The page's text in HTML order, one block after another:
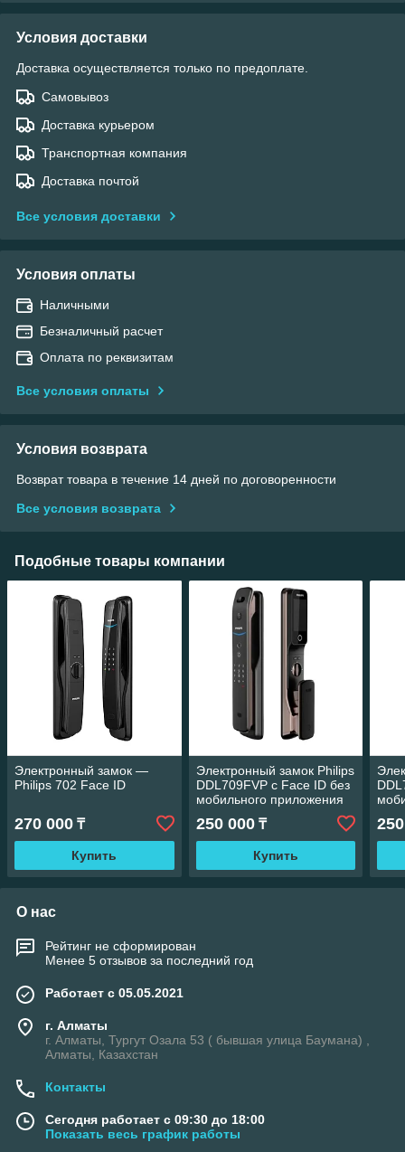
Условия доставки
Доставка осуществляется только по предоплате.
Самовывоз
Доставка курьером
Транспортная компания
Доставка почтой
Все условия доставки
Условия оплаты
Наличными
Безналичный расчет
Оплата по реквизитам
Все условия оплаты
Условия возврата
Возврат товара в течение 14 дней по договоренности
Все условия возврата
Подобные товары компании
Электронный замок —
Philips 702 Face ID
270 000 ₸
Купить
Электронный замок Philips
DDL709FVP с Face ID без
мобильного приложения
250 000₸
Купить
О нас
Рейтинг не сформирован
Менее 5 отзывов за последний год
Работает с 05.05.2021
г. Алматы
г. Алматы, Тургут Озала 53 ( бывшая улица Баумана) ,
Алматы, Казахстан
Контакты
Сегодня работает с 09:30 до 18:00
Показать весь график работы